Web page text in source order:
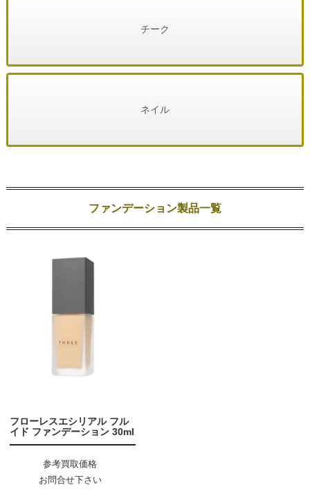
チーク
ネイル
ファンデーション製品一覧
フローレスエシリアル フル
イド ファンデーション 30ml
参考買取価格
お問合せ下さい